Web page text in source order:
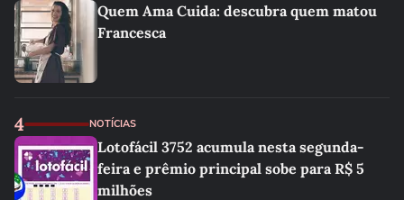
Quem Ama Cuida: descubra quem matou
Francesca
4 NOTÍCIAS
Lotofácil 3752 acumula nesta segunda-
feira e prêmio principal sobe para R$ 5
milhões